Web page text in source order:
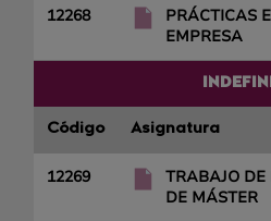
12268
PRÁCTICAS
EMPRESA
Código Asignatura
12269
TRABAJO DE
DE MÁSTER